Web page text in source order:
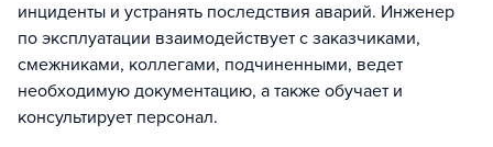
инциденты и устранять последствия аварий. Инженер
по эксплуатации взаимодействует с заказчиками,
смежниками, коллегами, подчиненными, ведет
необходимую документацию, а также обучает и
консультирует персонал.